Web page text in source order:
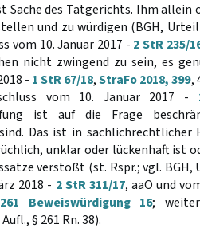
Sache des Tatgerichts. Ihm allein
und zu würdigen (BGH, Urteil
vom 10. Januar 2017 - 2 StR 235/
nicht zwingend zu sein, es
- 1 StR 67/18,StraFo 2018, 399,
vom 10. Januar 2017 -
ist auf die Frage
Das ist in sachlichrechtlicher
unklar oder lückenhaft ist
verstößt (st. Rspr.; vgl. BGH,
2018 - 2 StR 311/17, aaO und
Beweiswürdigung 16;
§ 261 Rn. 38).